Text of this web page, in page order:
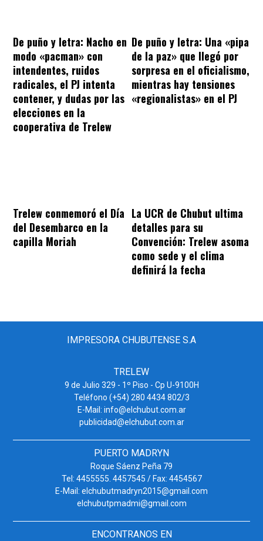
De puño y letra: Nacho en
modo «pacman» con
intendentes, ruidos
radicales, el PJ intenta
contener, y dudas por las
elecciones en la
cooperativa de Trelew
De puño y letra: Una «pipa
de la paz» que llegó por
sorpresa en el oficialismo,
mientras hay tensiones
«regionalistas» en el PJ
Trelew conmemoró el Día
del Desembarco en la
capilla Moriah
La UCR de Chubut ultima
detalles para su
Convención: Trelew asoma
como sede y el clima
definirá la fecha
IMPRESORA CHUBUTENSE S.A
TRELEW
9 de Julio 329 - 1º Piso - Cp U-9100H
Teléfono (+54) 280 4434 802/3
E-Mail: info@elchubut.com.ar
publicidad@elchubut.com.ar
PUERTO MADRYN
Roque Sáenz Peña 79
Tel: 4455555. 4457545 / Fax: 4454567
E-Mail: elchubutmadryn2015@gmail.com
elchubutpmadmi@gmail.com
ENCONTRANOS EN